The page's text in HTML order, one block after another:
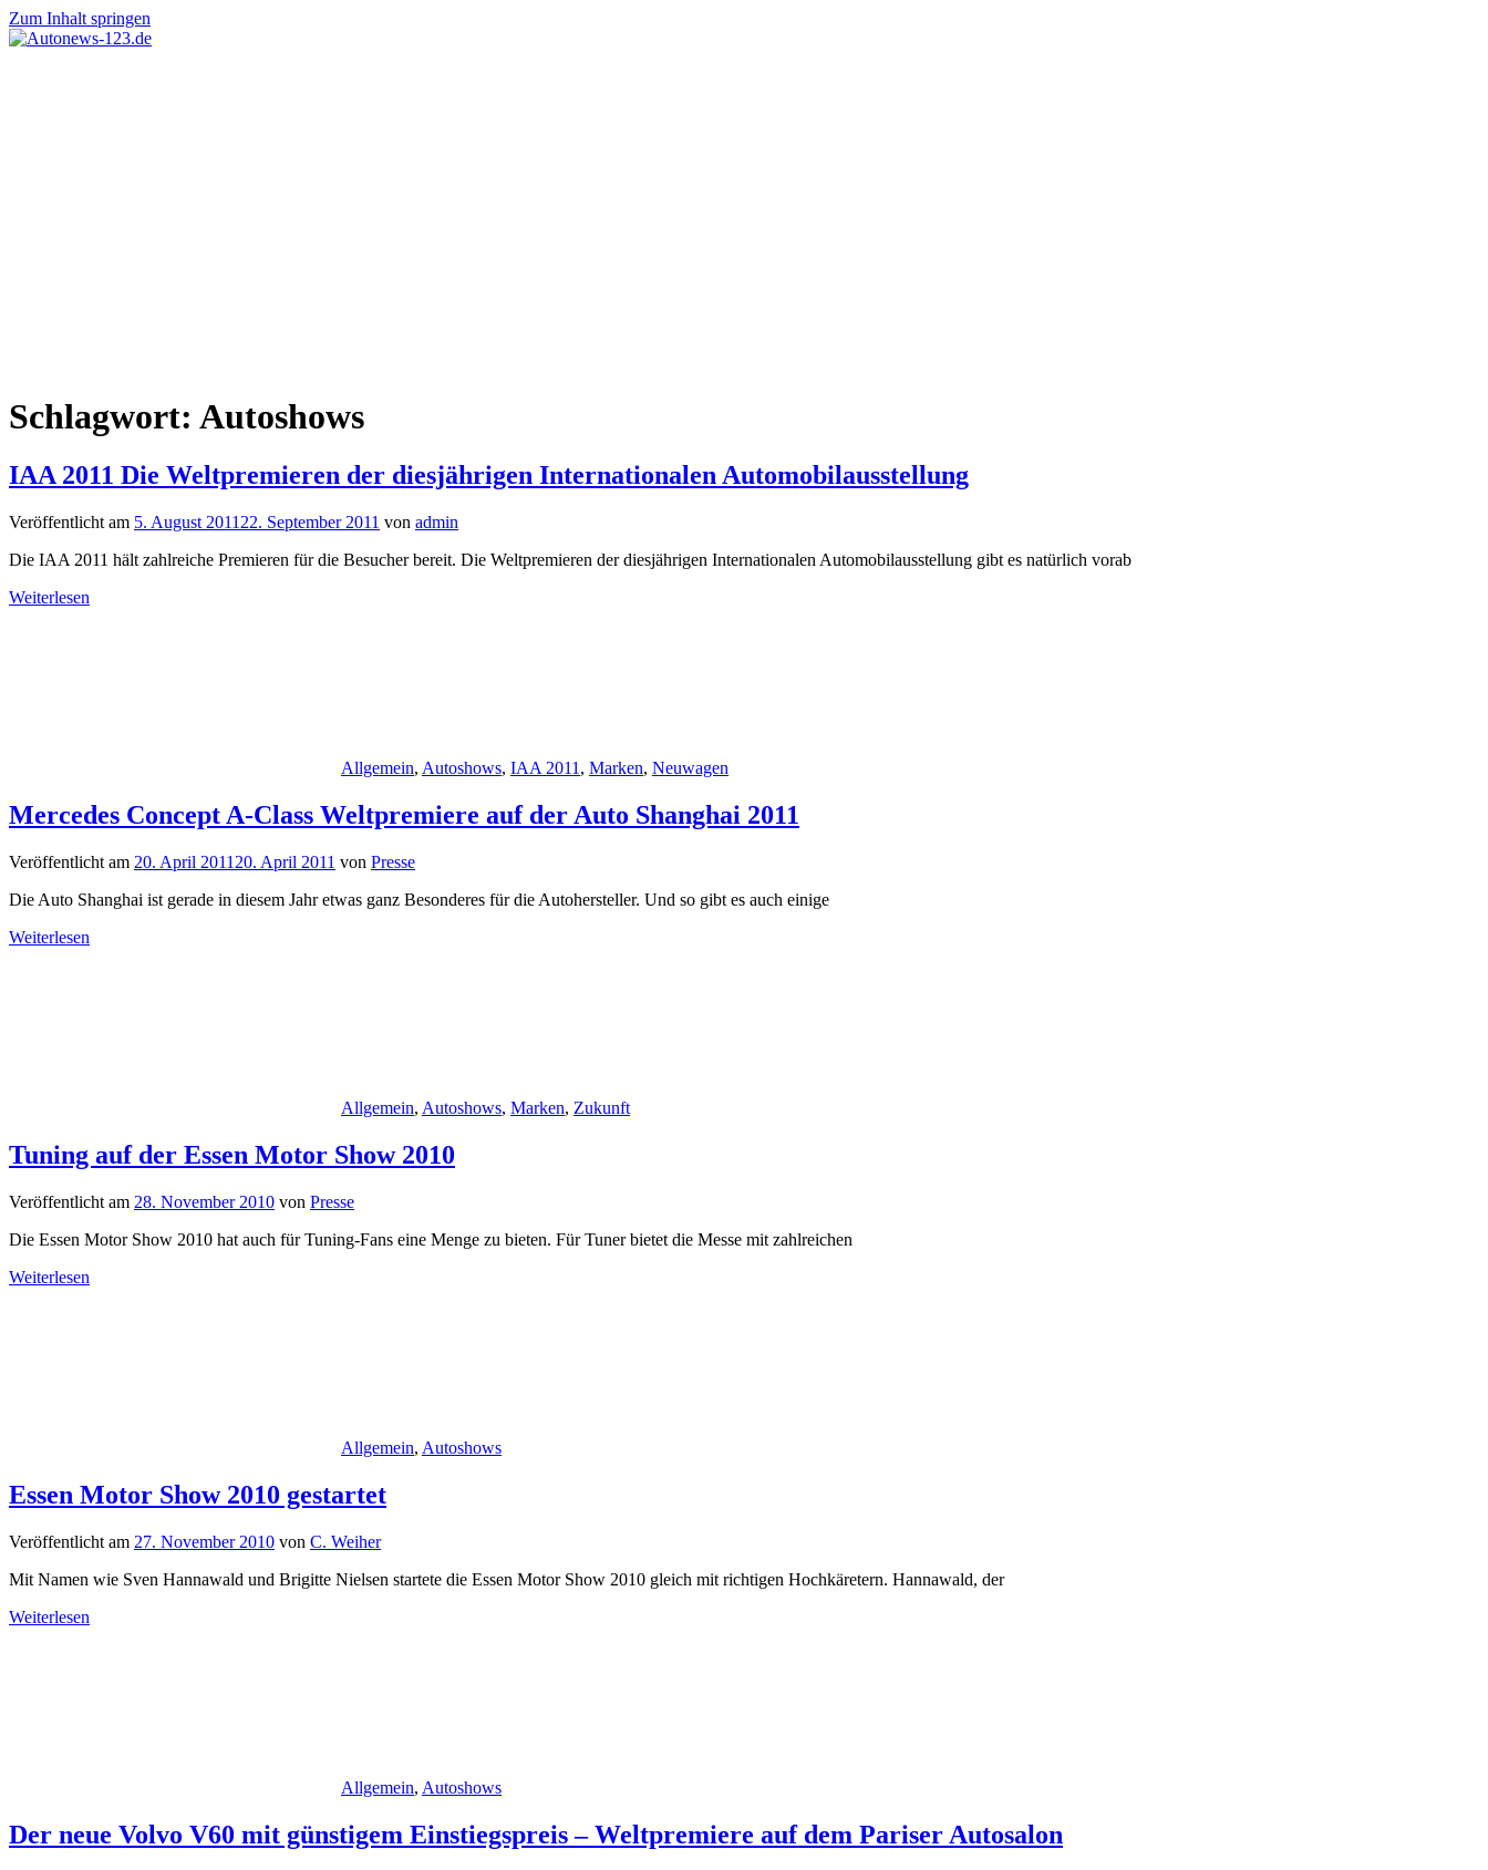
Zum Inhalt springen
Schlagwort: Autoshows
IAA 2011 Die Weltpremieren der diesjährigen Internationalen Automobilausstellung
Veröffentlicht am 5. August 2011 22. September 2011 von admin
Die IAA 2011 hält zahlreiche Premieren für die Besucher bereit. Die Weltpremieren der diesjährigen Internationalen Automobilausstellung gibt es natürlich vorab
Weiterlesen
Allgemein, Autoshows, IAA 2011 , Marken, Neuwagen
Mercedes Concept A-Class Weltpremiere auf der Auto Shanghai 2011
Veröffentlicht am 20. April 2011 20. April 2011 von Presse
Die Auto Shanghai ist gerade in diesem Jahr etwas ganz Besonderes für die Autohersteller. Und so gibt es auch einige
Weiterlesen
Allgemein, Autoshows, Marken, Zukunft
Tuning auf der Essen Motor Show 2010
Veröffentlicht am 28. November 2010 von Presse
Die Essen Motor Show 2010 hat auch für Tuning-Fans eine Menge zu bieten. Für Tuner bietet die Messe mit zahlreichen
Weiterlesen
Allgemein, Autoshows
Essen Motor Show 2010 gestartet
Veröffentlicht am 27. November 2010 von C. Weiher
Mit Namen wie Sven Hannawald und Brigitte Nielsen startete die Essen Motor Show 2010 gleich mit richtigen Hochkäretern. Hannawald, der
Weiterlesen
Allgemein, Autoshows
Der neue Volvo V60 mit günstigem Einstiegspreis – Weltpremiere auf dem Pariser Autosalon